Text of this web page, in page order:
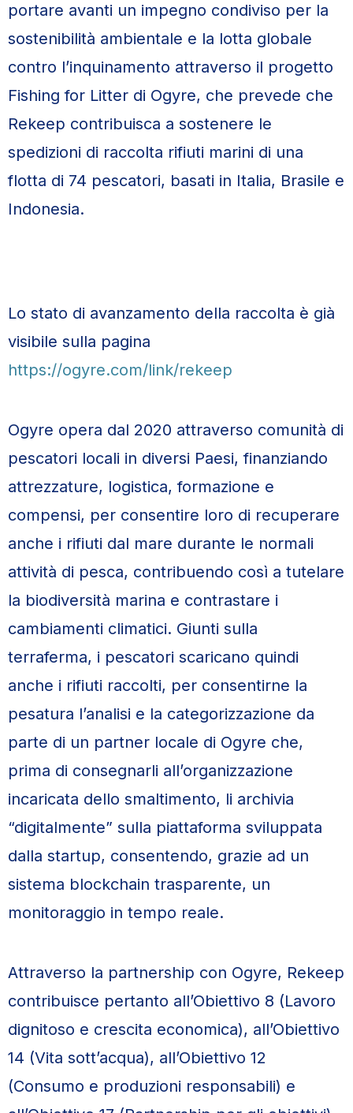
portare avanti un impegno condiviso per la
sostenibilità ambientale e la lotta globale
contro l’inquinamento attraverso il progetto
Fishing for Litter di Ogyre, che prevede che
Rekeep contribuisca a sostenere le
spedizioni di raccolta rifiuti marini di una
flotta di 74 pescatori, basati in Italia, Brasile e
Indonesia.
Lo stato di avanzamento della raccolta è già
visibile sulla pagina
https://ogyre.com/link/rekeep
Ogyre opera dal 2020 attraverso comunità di
pescatori locali in diversi Paesi, finanziando
attrezzature, logistica, formazione e
compensi, per consentire loro di recuperare
anche i rifiuti dal mare durante le normali
attività di pesca, contribuendo così a tutelare
la biodiversità marina e contrastare i
cambiamenti climatici. Giunti sulla
terraferma, i pescatori scaricano quindi
anche i rifiuti raccolti, per consentirne la
pesatura l’analisi e la categorizzazione da
parte di un partner locale di Ogyre che,
prima di consegnarli all’organizzazione
incaricata dello smaltimento, li archivia
“digitalmente” sulla piattaforma sviluppata
dalla startup, consentendo, grazie ad un
sistema blockchain trasparente, un
monitoraggio in tempo reale.
Attraverso la partnership con Ogyre, Rekeep
contribuisce pertanto all’Obiettivo 8 (Lavoro
dignitoso e crescita economica), all’Obiettivo
14 (Vita sott’acqua), all’Obiettivo 12
(Consumo e produzioni responsabili) e